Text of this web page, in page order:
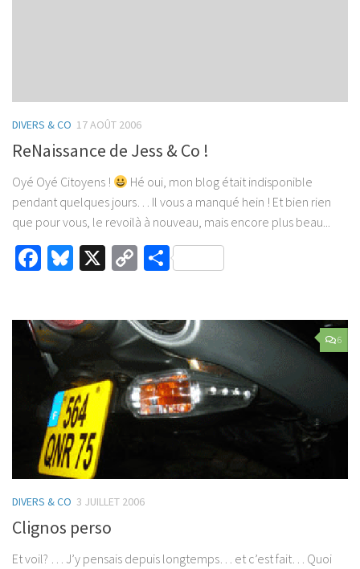
DIVERS & CO 17 AOÛT 2006
ReNaissance de Jess & Co !
Oyé Oyé Citoyens !
Hé oui, mon blog était indisponible
pendant quelques jours… Il vous a manqué hein ! Et bien rien
que pour vous, le revoilà à nouveau, mais encore plus beau...
Facebook
Bluesky
X
CopyPartager
6
DIVERS & CO 3 JUILLET 2006
Clignos perso
Et voil? … J’y pensais depuis longtemps… et c’est fait… Quoi